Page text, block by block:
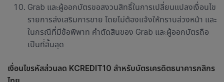
Grab และผู้ออกบัตรขอสงวนสิทธิ์ในการเปลี่ยนแปลงเงื่อนไข
รายการส่งเสริมการขาย โดยไม่ต้องแจ้งให้ทราบล่วงหน้า และ
ในกรณีที่มีข้อพิพาท คำตัดสินของ Grab และผู้ออกบัตรถือ
เป็นที่สิ้นสุด
เงื่อนไขรหัสส่วนลด KCREDIT10 สำหรับบัตรเครดิตธนาคารกสิกร